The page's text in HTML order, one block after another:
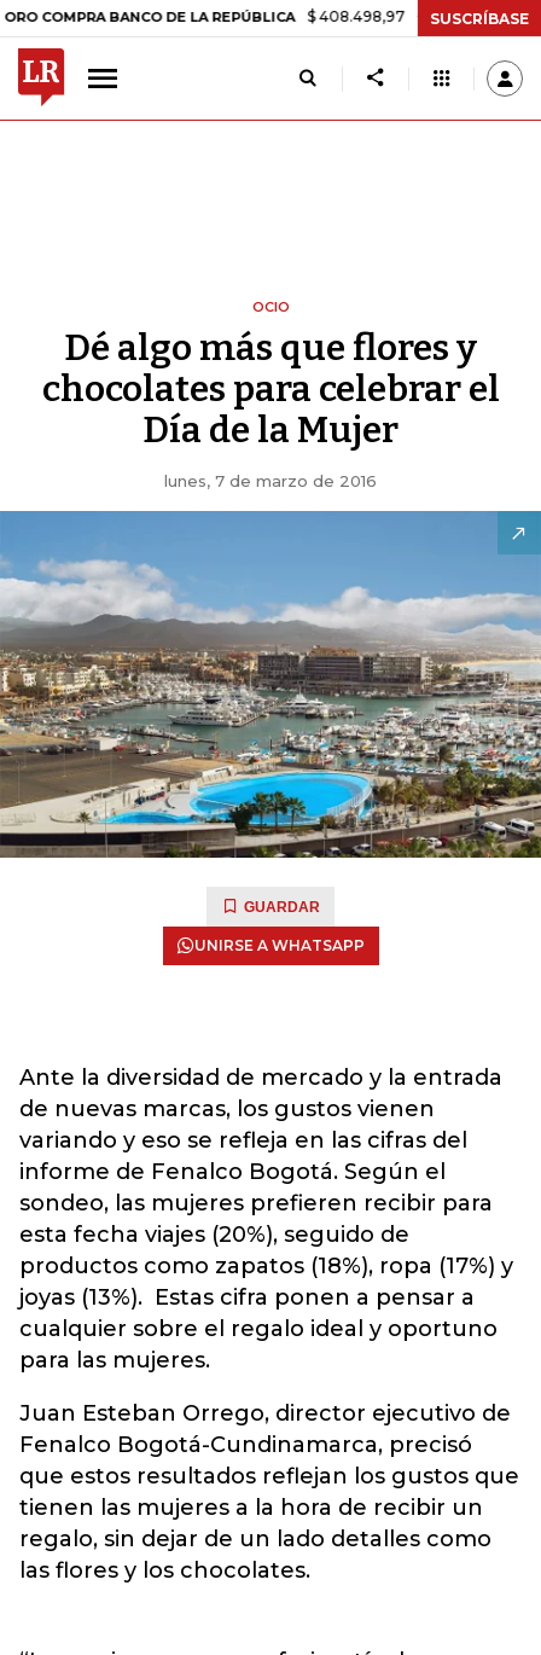
BANCO DE LA REPÚBLICA $ 408.498,97 +$ 8.753,81 +2,19%
SUSCRÍBASE
OCIO
Dé algo más que flores y
chocolates para celebrar el
Día de la Mujer
lunes, 7 de marzo de 2016
GUARDAR
UNIRSE A WHATSAPP
Ante la diversidad de mercado y la entrada
de nuevas marcas, los gustos vienen
variando y eso se refleja en las cifras del
informe de Fenalco Bogotá. Según el
sondeo, las mujeres prefieren recibir para
esta fecha viajes (20%), seguido de
productos como zapatos (18%), ropa (17%) y
joyas (13%). Estas cifra ponen a pensar a
cualquier sobre el regalo ideal y oportuno
para las mujeres.
Juan Esteban Orrego, director ejecutivo de
Fenalco Bogotá-Cundinamarca, precisó
que estos resultados reflejan los gustos que
tienen las mujeres a la hora de recibir un
regalo, sin dejar de un lado detalles como
las flores y los chocolates.